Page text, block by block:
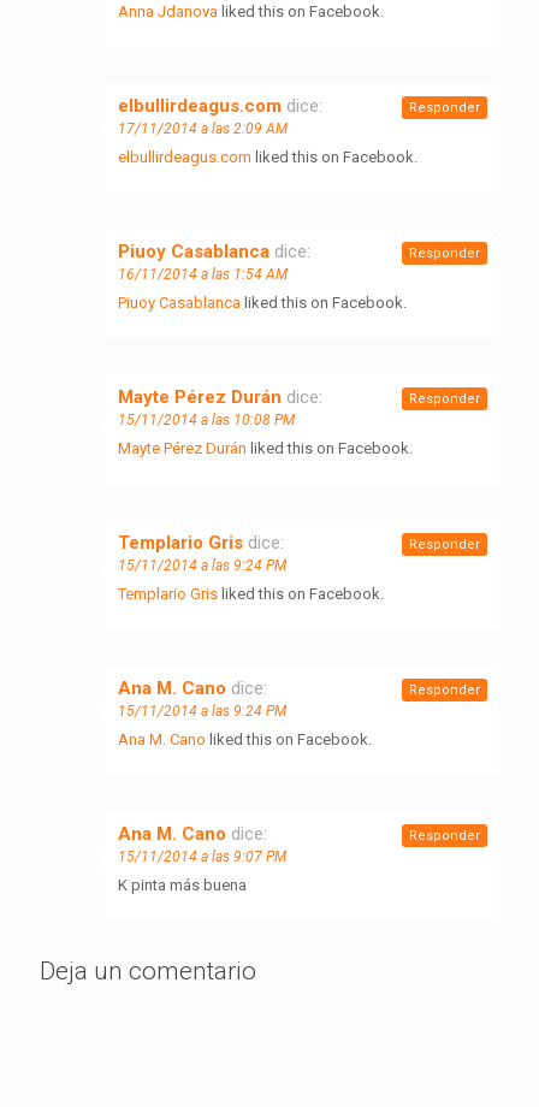
Anna Jdanova liked this on Facebook.
elbullirdeagus.com dice:
17/11/2014 a las 2:09 AM
elbullirdeagus.com liked this on Facebook.
Responder
Piuoy Casablanca dice:
16/11/2014 a las 1:54 AM
Piuoy Casablanca liked this on Facebook.
Responder
Mayte Pérez Durán dice:
15/11/2014 a las 10:08 PM
Mayte Pérez Durán liked this on Facebook.
Responder
Templario Gris dice:
15/11/2014 a las 9:24 PM
Templario Gris liked this on Facebook.
Responder
Ana M. Cano dice:
15/11/2014 a las 9:24 PM
Ana M. Cano liked this on Facebook.
Responder
Ana M. Cano dice:
15/11/2014 a las 9:07 PM
K pinta más buena
Responder
Deja un comentario